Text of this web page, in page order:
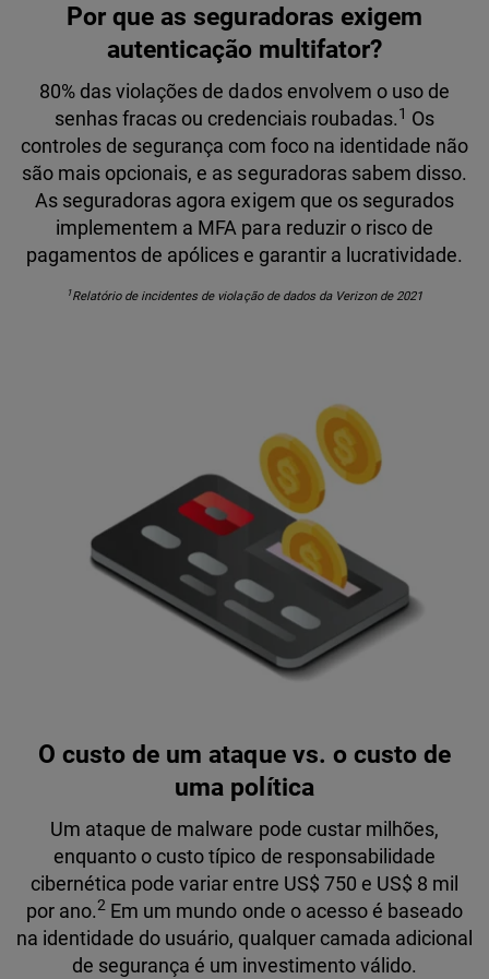
Por que as seguradoras exigem
autenticação multifator?
80% das violações de dados envolvem o uso de
senhas fracas ou credenciais roubadas.1 Os
controles de segurança com foco na identidade não
são mais opcionais, e as seguradoras sabem disso.
As seguradoras agora exigem que os segurados
implementem a MFA para reduzir o risco de
pagamentos de apólices e garantir a lucratividade.
1Relatório de incidentes de violação de dados da Verizon de 2021
O custo de um ataque vs. o custo de
uma política
Um ataque de malware pode custar milhões,
enquanto o custo típico de responsabilidade
cibernética pode variar entre US$ 750 e US$ 8 mil
por ano.2 Em um mundo onde o acesso é baseado
na identidade do usuário, qualquer camada adicional
de segurança é um investimento válido.